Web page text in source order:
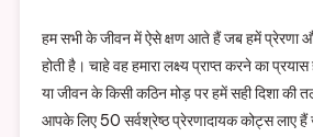
हम सभी के जीवन में ऐसे क्षण आते हैं जब हमें प्रेरणा
होती है। चाहे वह हमारा लक्ष्य प्राप्त करने का
या जीवन के किसी कठिन मोड़ पर हमें सही दिशा
आपके लिए 50 सर्वश्रेष्ठ प्रेरणादायक कोट्स लाए